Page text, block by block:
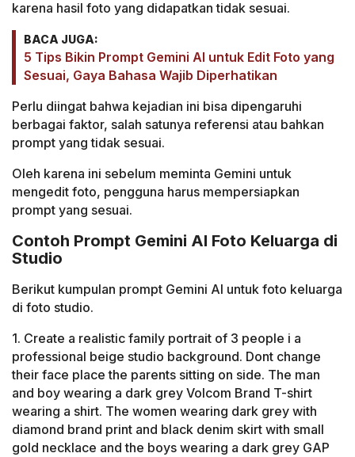
karena hasil foto yang didapatkan tidak sesuai.
BACA JUGA:
5 Tips Bikin Prompt Gemini AI untuk Edit Foto yang
Sesuai, Gaya Bahasa Wajib Diperhatikan
Perlu diingat bahwa kejadian ini bisa dipengaruhi
berbagai faktor, salah satunya referensi atau bahkan
prompt yang tidak sesuai.
Oleh karena ini sebelum meminta Gemini untuk
mengedit foto, pengguna harus mempersiapkan
prompt yang sesuai.
Contoh Prompt Gemini AI Foto Keluarga di
Studio
Berikut kumpulan prompt Gemini AI untuk foto keluarga
di foto studio.
1. Create a realistic family portrait of 3 people i a
professional beige studio background. Dont change
their face place the parents sitting on side. The man
and boy wearing a dark grey Volcom Brand T-shirt
wearing a shirt. The women wearing dark grey with
diamond brand print and black denim skirt with small
gold necklace and the boys wearing a dark grey GAP